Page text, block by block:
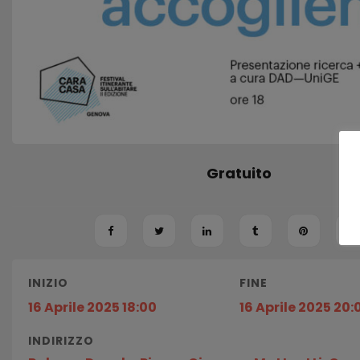
Gratuito
INIZIO
16 Aprile 2025 18:00
FINE
16 Aprile 2025
INDIRIZZO